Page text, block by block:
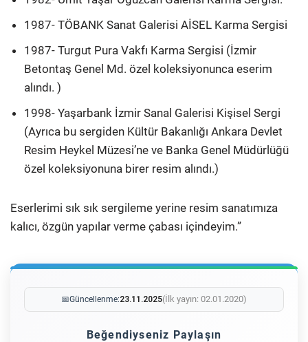
1987- TÖBANK Sanat Galerisi AİSEL Karma Sergisi
1987- Turgut Pura Vakfı Karma Sergisi (İzmir
Betontaş Genel Md. özel koleksiyonunca eserim
alındı. )
1998- Yaşarbank İzmir Sanal Galerisi Kişisel Sergi
(Ayrıca bu sergiden Kültür Bakanlığı Ankara Devlet
Resim Heykel Müzesi’ne ve Banka Genel Müdürlüğü
özel koleksiyonuna birer resim alındı.)
Eserlerimi sık sık sergileme yerine resim sanatımıza
kalıcı, özgün yapılar verme çabası içindeyim.”
📅Güncellenme:23.11.2025(İlk yayın: 02.01.2020)
Beğendiyseniz Paylaşın